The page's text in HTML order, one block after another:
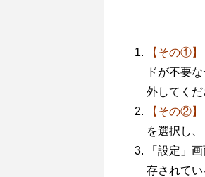
【その①】
ドが不要
外してくだ
【その②】
を選択し
「設定」
存されて